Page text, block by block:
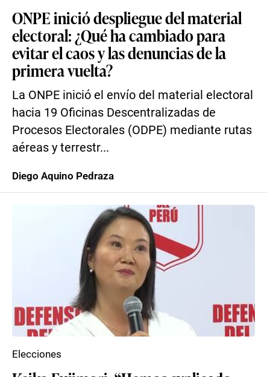
ONPE inició despliegue del material
electoral: ¿Qué ha cambiado para
evitar el caos y las denuncias de la
primera vuelta?
La ONPE inició el envío del material electoral
hacia 19 Oficinas Descentralizadas de
Procesos Electorales (ODPE) mediante rutas
aéreas y terrestr...
Diego Aquino Pedraza
Elecciones